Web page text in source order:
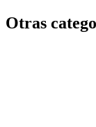
Otras